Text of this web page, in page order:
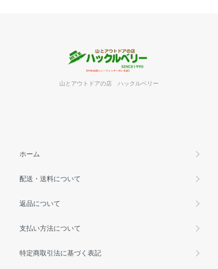
山とアウトドアの店 ハックルベリー
ホーム
配送・送料について
返品について
支払い方法について
特定商取引法に基づく表記